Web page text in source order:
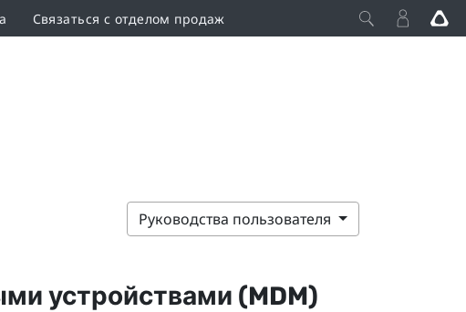
Связаться с отделом продаж
Руководства пользователя
устройствами (MDM)